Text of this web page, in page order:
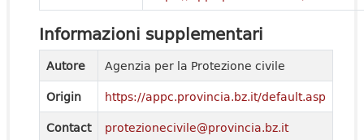
Informazioni supplementari
Autore
Agenzia per la Protezione civile
Origin
https://appc.provincia.bz.it/default.asp
Contact
protezionecivile@provincia.bz.it